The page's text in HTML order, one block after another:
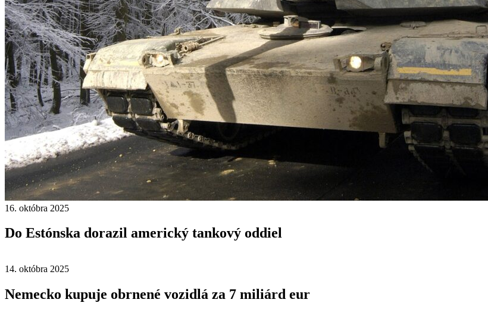
16. októbra 2025
Do Estónska dorazil americký tankový oddiel
14. októbra 2025
Nemecko kupuje obrnené vozidlá za 7 miliárd eur